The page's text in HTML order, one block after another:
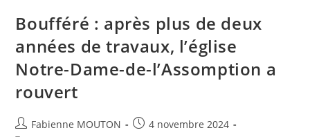
Vercors
Abrite
Un
Patrimoine
Unique
Boufféré : après plus de deux
années de travaux, l’église
Notre-Dame-de-l’Assomption a
rouvert
Auteur/autrice
Fabienne MOUTON
Post4 novembre 2024